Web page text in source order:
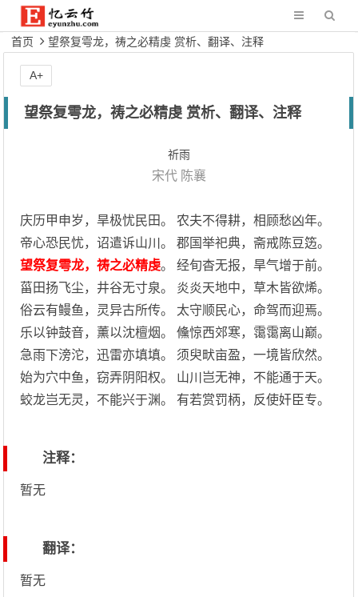
首页 望祭复雩龙，祷之必精虔 赏析、翻译、注释
望祭复雩龙，祷之必精虔 赏析、翻译、注释
祈雨
宋代 陈襄
庆历甲申岁，旱极忧民田。 农夫不得耕，相顾愁凶年。
帝心恐民忧，诏遣诉山川。 郡国举祀典，斋戒陈豆笾。
望祭复雩龙，祷之必精虔。 经旬杳无报，旱气增于前。
菑田扬飞尘，井谷无寸泉。 炎炎天地中，草木皆欲烯。
俗云有鳗鱼，灵异古所传。 太守顺民心，命驾而迎焉。
乐以钟鼓音，薰以沈檀烟。 儵惊西郊寒，霭霭离山巅。
急雨下滂沱，迅雷亦填填。 须臾畎亩盈，一境皆欣然。
始为穴中鱼，窃弄阴阳权。 山川岂无神，不能通于天。
蛟龙岂无灵，不能兴于渊。 有若赏罚柄，反使奸臣专。
注释：
暂无
翻译：
暂无
A+